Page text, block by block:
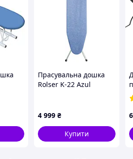
Прасувальна дошка
Rolser K-22 Azul
4 999 ₴
Купити